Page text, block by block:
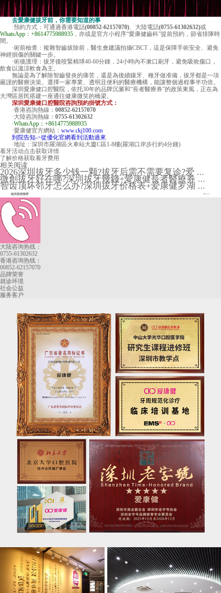
去愛康健拔牙前，你需要知道的事
·預約方式：可通過香港電話(00852-62157070)、大陸電話(0755-61302632)或
WhatsApp：+8614775988935 ，亦或是官方小程序“愛康健齒科”提前預約，節省排隊時
間。
·術前檢查：複雜智齒拔除前，醫生會建議拍攝CBCT，這是保障手術安全、避免
神經損傷的關鍵一步。
·術後護理：拔牙後咬緊棉球40-60分鍾，24小時內不漱口刷牙，避免吸吮傷口，
飲食以溫涼軟食為主。
無論是為了解除智齒發炎的痛苦，還是為後續鑲牙、種牙做准備，拔牙都是一項
嚴謹的醫療決策。選擇一家專業、透明且便利的醫療機構，能讓整個過程事半功倍。
深圳愛康健口腔醫院，依托30年的品牌沉澱和“長者醫療券”的政策東風，正在為
大灣區居民搭建一座通往健康微笑的橋梁。
深圳愛康健口腔醫院咨詢預約掛號方式：
·香港咨詢熱線： 00852-62157070
·大陸咨詢熱線： 0755-61302632
·WhatsApp：+8614775988935
·愛康健官方網站： www.ckj100.com
到院告知->從優化官網看到活動過來
·地址：深圳市羅湖區火車站大廈C區1-8樓(羅湖口岸步行約4分鍾)
看牙活动点击获取详情
了解价格获取看牙费用
相关阅读
2026深圳拔牙多少钱一颗?拔牙后需不需要复诊?爱 ...
微創拔牙好在哪?深圳拔牙幾錢+愛康健長者醫療券 ...
智齿顶坏邻牙怎么办?深圳拔牙价格表+爱康健罗湖 ...
相关医师推荐 More+
大陆咨询热线：
0755-61302632
香港咨询热线：
00852-62157070
品牌荣誉
就诊环境
社会公益
服务客户